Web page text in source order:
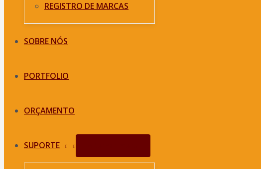
REGISTRO DE MARCAS
SOBRE NÓS
PORTFOLIO
ORÇAMENTO
SUPORTE